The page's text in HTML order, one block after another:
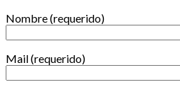
Nombre (requerido)
Mail (requerido)